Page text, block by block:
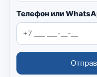
Телефон или